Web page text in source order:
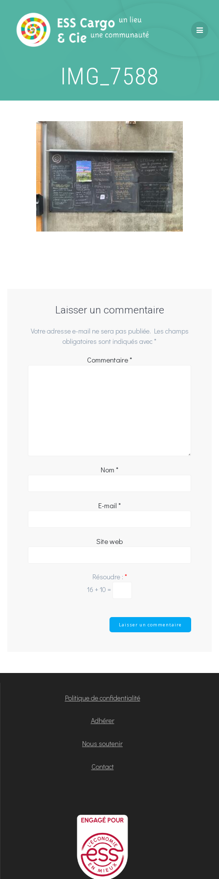
contenu
IMG_7588
Laisser un commentaire
Votre adresse e-mail ne sera pas publiée. Les champs
obligatoires sont indiqués avec*
Commentaire*
Nom *
E-mail *
Site web
Résoudre : *
16 + 10 =
Politique de confidentialité
Adhérer
Nous soutenir
Contact